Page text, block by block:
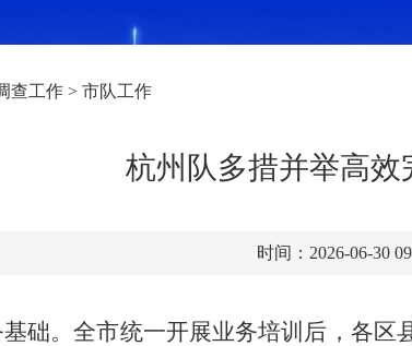
查工作 > 市队工作
杭州队多措并举高
时间：2026-06-30
础。全市统一开展业务培训后，各区